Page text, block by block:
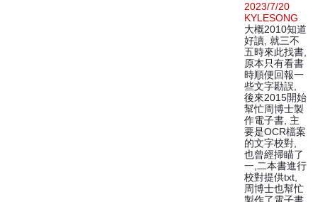
2023/7/20
KYLESONG
大概2010知道
好讀, 就三不
五時來此找書,
原本只有看書
時順便回報一
些文字勘誤,
後來2015開始
幫忙周博士製
作電子書, 主
要是OCR檔案
的文字校對,
也曾經掃瞄了
一,二本書進行
校對提供txt,
周博士也幫忙